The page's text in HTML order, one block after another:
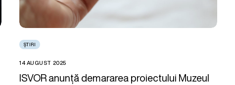
ȘTIRI
14 AUGUST 2025
ISVOR anunță demararea proiectului Muzeul